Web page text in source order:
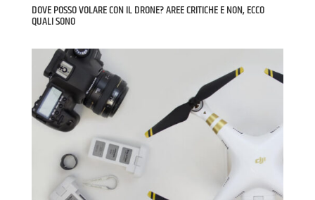
DOVE POSSO VOLARE CON IL DRONE? AREE CRITICHE E NON, ECCO
QUALI SONO